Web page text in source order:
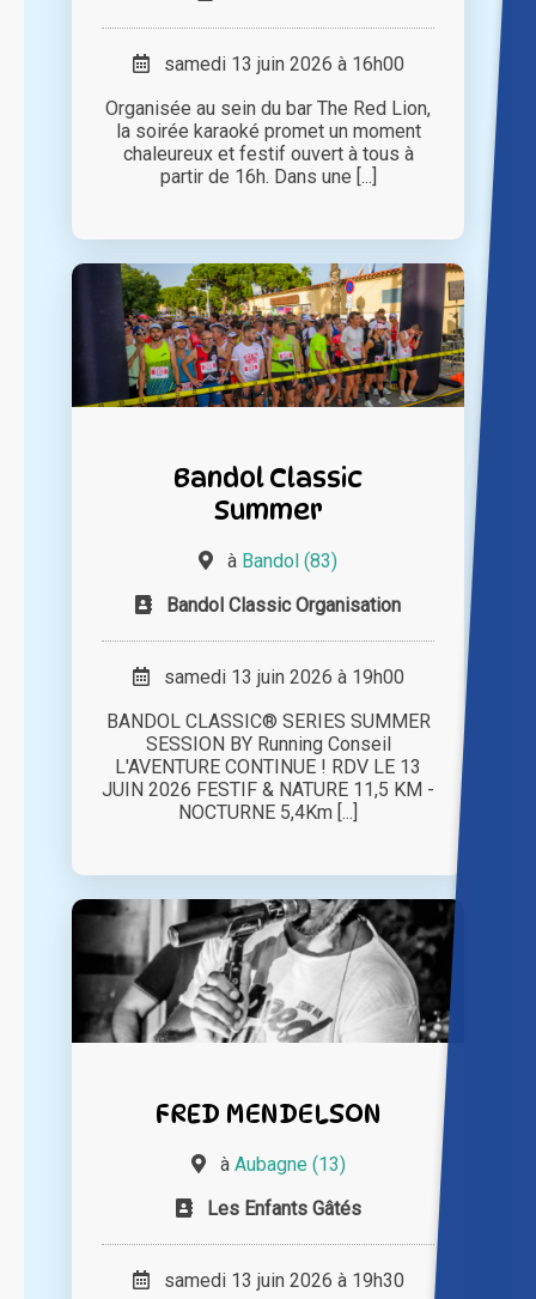
samedi 13 juin 2026 à 16h00
Organisée au sein du bar The Red Lion,
la soirée karaoké promet un moment
chaleureux et festif ouvert à tous à
partir de 16h. Dans une [...]
Bandol Classic
Summer
à Bandol (83)
Bandol Classic Organisation
samedi 13 juin 2026 à 19h00
BANDOL CLASSIC® SERIES SUMMER
SESSION BY Running Conseil
L'AVENTURE CONTINUE ! RDV LE 13
JUIN 2026 FESTIF & NATURE 11,5 KM -
NOCTURNE 5,4Km [...]
FRED MENDELSON
à Aubagne (13)
Les Enfants Gâtés
samedi 13 juin 2026 à 19h30